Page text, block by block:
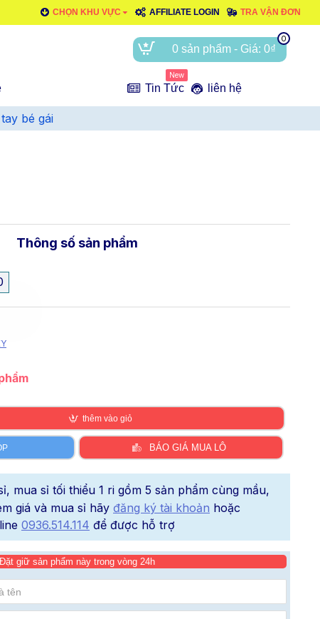
CHỌN KHU VỰC AFFILIATE LOGIN TRA VẬN ĐƠN
0 sản phẩm - Giá: 0₫
0
Tin Tức
New
liên hệ
bé gái
Thông số sản phẩm
thêm vào giỏ
BÁO GIÁ MUA LÔ
mua sỉ tối thiểu 1 ri gồm 5 sản phẩm cùng mầu,
giá và mua sỉ hãy đăng ký tài khoản hoặc
0936.514.114 để được hỗ trợ
Đặt giữ sản phẩm này trong vòng 24h